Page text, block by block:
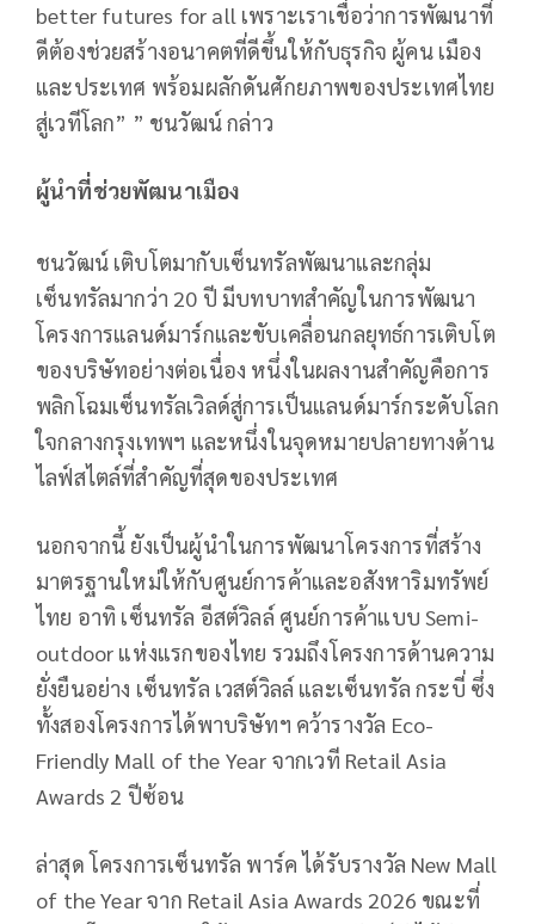
better futures for all เพราะเราเชื่อว่าการพัฒนาที่
ดีต้องช่วยสร้างอนาคตที่ดีขึ้นให้กับธุรกิจ ผู้คน เมือง
และประเทศ พร้อมผลักดันศักยภาพของประเทศไทย
สู่เวทีโลก” ” ชนวัฒน์ กล่าว
ผู้นำที่ช่วยพัฒนาเมือง
ชนวัฒน์ เติบโตมากับเซ็นทรัลพัฒนาและกลุ่ม
เซ็นทรัลมากว่า 20 ปี มีบทบาทสำคัญในการพัฒนา
โครงการแลนด์มาร์กและขับเคลื่อนกลยุทธ์การเติบโต
ของบริษัทอย่างต่อเนื่อง หนึ่งในผลงานสำคัญคือการ
พลิกโฉมเซ็นทรัลเวิลด์สู่การเป็นแลนด์มาร์กระดับโลก
ใจกลางกรุงเทพฯ และหนึ่งในจุดหมายปลายทางด้าน
ไลฟ์สไตล์ที่สำคัญที่สุดของประเทศ
นอกจากนี้ ยังเป็นผู้นำในการพัฒนาโครงการที่สร้าง
มาตรฐานใหม่ให้กับศูนย์การค้าและอสังหาริมทรัพย์
ไทย อาทิ เซ็นทรัล อีสต์วิลล์ ศูนย์การค้าแบบ Semi-
outdoor แห่งแรกของไทย รวมถึงโครงการด้านความ
ยั่งยืนอย่าง เซ็นทรัล เวสต์วิลล์ และเซ็นทรัล กระบี่ ซึ่ง
ทั้งสองโครงการได้พาบริษัทฯ คว้ารางวัล Eco-
Friendly Mall of the Year จากเวที Retail Asia
Awards 2 ปีซ้อน
ล่าสุด โครงการเซ็นทรัล พาร์ค ได้รับรางวัล New Mall
of the Year จาก Retail Asia Awards 2026 ขณะที่